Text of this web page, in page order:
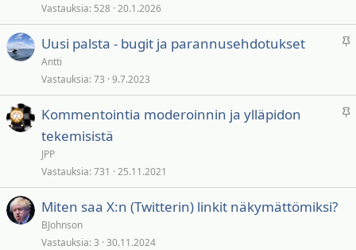
y
v
Vastauksia 528 20.1.2026
P
y
v
Uusi palsta - bugit ja parannusehdotukset
Antti
Vastauksia 73 9.7.2023
P
Kommentointia moderoinnin ja ylläpidon
tekemisistä
JPP
Vastauksia 731 25.11.2021
Miten saa X:n (Twitterin) linkit näkymättömiksi?
BJohnson
Vastauksia 3 30.11.2024